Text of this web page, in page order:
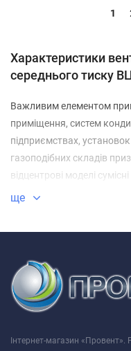
1
Характеристики
середнього тиску
Важливим елементом
приміщення, систем
підприємствах,
газоподібних складів
відцентрові моделі
містять волокон або
допускається наявність
концентрацією не більше
поворотний спіральний
в кількості 32 штуки.
ще
Інтернет-магазин «Провент».